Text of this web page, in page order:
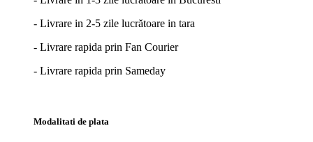
- Livrare in 2-5 zile lucrătoare in tara
- Livrare rapida prin Fan Courier
- Livrare rapida prin Sameday
Modalitati de plata